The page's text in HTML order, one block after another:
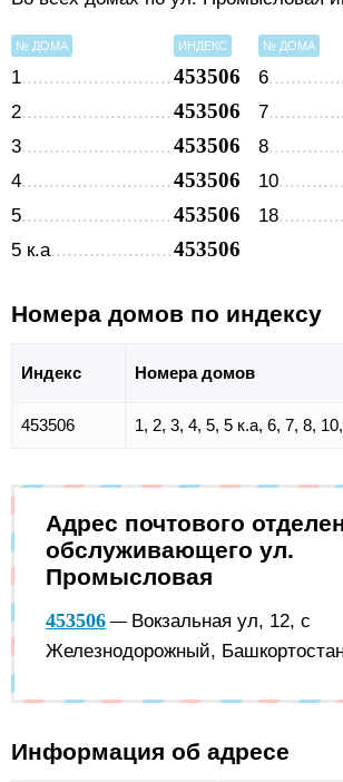
№ ДОМА ИНДЕКС
1 453506
2 453506
3 453506
4 453506
5 453506
5 к.а 453506
№ ДОМА
6
7
8
10
18
Номера домов по индексу
Индекс Номера домов
453506 1, 2, 3, 4, 5, 5 к.а, 6, 7, 8,
Адрес почтового
обслуживающего ул.
Промысловая
453506 — Вокзальная ул, 12, с
Железнодорожный,
Информация об адресе